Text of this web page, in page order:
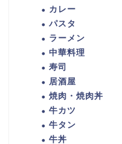
カレー
パスタ
ラーメン
中華料理
寿司
居酒屋
焼肉・焼肉丼
牛カツ
牛タン
牛丼